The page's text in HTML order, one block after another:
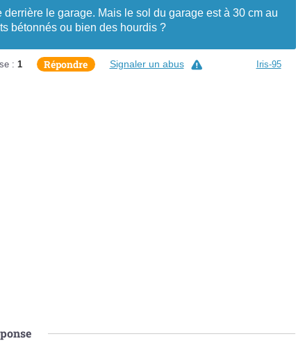
le garage. Mais le sol du garage est à 30 cm au
bétonnés ou bien des hourdis ?
: 1 Répondre Iris-95
Signaler un abus